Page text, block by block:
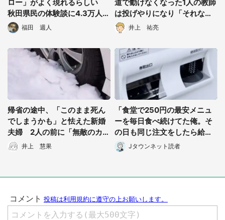
ロー」がよく現れるらしい
秋田県民の体験談に4.3万人感
動
福田 週人
道で動けなくなった1人の教師
は投げやりになり「それな
ら、皆困ればいい」
井上 祐亮
帰省の途中、「このまま死ん
でしまうかも」と怯えた新婚
夫婦 2人の前に「無敵のカウ
ボーイおじさん」が現れて...
井上 慧果
「食堂で250円の最安メニュ
ーを毎日食べ続けてた俺。そ
の日も同じ注文をしたら給仕
のおばさんが...」（栃木県・5
0代男性）
Jタウンネット読者